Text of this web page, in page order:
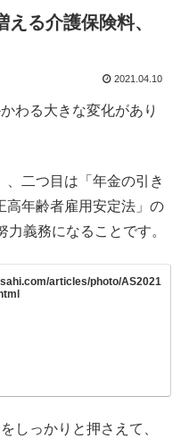
る介護保険料、
2021.04.10
わる大きな変化があり
二つ目は「年金の引き
高年齢者雇用安定法」の
義務になることです。
articles/photo/AS2021
しっかりと押さえて、